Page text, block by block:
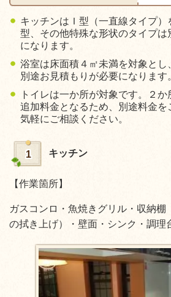
キッチンはＩ型（一直線タイプ）
型、その他特殊な形状のタイプ
になります。
浴室は床面積４㎡未満を対象とし
別途お見積もりが必要になります
トイレは一か所が対象です。２
追加料金となるため、別途料金を
気軽にご相談ください。
1 キッチン
【作業箇所】
ガスコンロ・魚焼きグリル・収納棚
の拭き上げ）・壁面・シンク・調理